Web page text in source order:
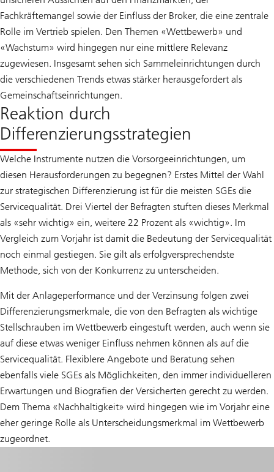
Fachkräftemangel sowie der Einfluss der Broker, die eine zentrale
Rolle im Vertrieb spielen. Den Themen «Wettbewerb» und
«Wachstum» wird hingegen nur eine mittlere Relevanz
zugewiesen. Insgesamt sehen sich Sammeleinrichtungen durch
die verschiedenen Trends etwas stärker herausgefordert als
Gemeinschaftseinrichtungen.
Reaktion durch
Differenzierungsstrategien
Welche Instrumente nutzen die Vorsorgeeinrichtungen, um
diesen Herausforderungen zu begegnen? Erstes Mittel der Wahl
zur strategischen Differenzierung ist für die meisten SGEs die
Servicequalität. Drei Viertel der Befragten stuften dieses Merkmal
als «sehr wichtig» ein, weitere 22 Prozent als «wichtig». Im
Vergleich zum Vorjahr ist damit die Bedeutung der Servicequalität
noch einmal gestiegen. Sie gilt als erfolgversprechendste
Methode, sich von der Konkurrenz zu unterscheiden.
Mit der Anlageperformance und der Verzinsung folgen zwei
Differenzierungsmerkmale, die von den Befragten als wichtige
Stellschrauben im Wettbewerb eingestuft werden, auch wenn sie
auf diese etwas weniger Einfluss nehmen können als auf die
Servicequalität. Flexiblere Angebote und Beratung sehen
ebenfalls viele SGEs als Möglichkeiten, den immer individuelleren
Erwartungen und Biografien der Versicherten gerecht zu werden.
Dem Thema «Nachhaltigkeit» wird hingegen wie im Vorjahr eine
eher geringe Rolle als Unterscheidungsmerkmal im Wettbewerb
zugeordnet.